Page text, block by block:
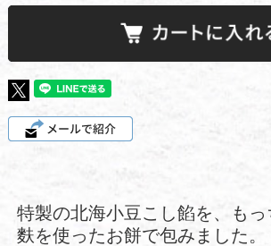
特製の北海小豆こし餡を、も
麩を使ったお餅で包みました。